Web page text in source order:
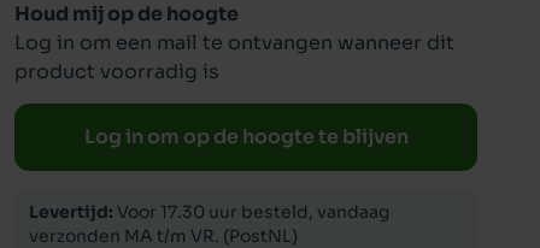
Houd mij op de hoogte
Log in om een mail te ontvangen wanneer dit
product voorradig is
Log in om op de hoogte te blijven
Levertijd: Voor 17.30 uur besteld, vandaag
verzonden MA t/m VR. (PostNL)